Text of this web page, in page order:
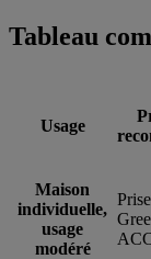
Tableau
Usage
Maison
individuelle,
usage
modéré
Prise